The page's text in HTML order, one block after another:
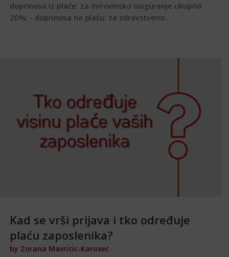
doprinosa iz plaće: za mirovinsko osiguranje ukupno
20%; - doprinosa na plaću: za zdravstveno...
Kad se vrši prijava i tko određuje
plaću zaposlenika?
by Zorana Mavricic-Korosec